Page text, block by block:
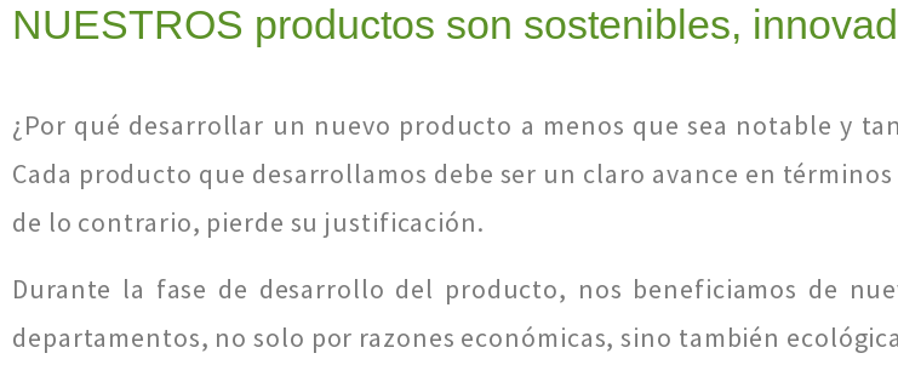
NUESTROS productos son sostenibles,
¿Por qué desarrollar un nuevo producto a menos que sea notable y
Cada producto que desarrollamos debe ser un claro avance en
de lo contrario, pierde su justificación.
Durante la fase de desarrollo del producto, nos beneficiamos de
departamentos, no solo por razones económicas, sino también